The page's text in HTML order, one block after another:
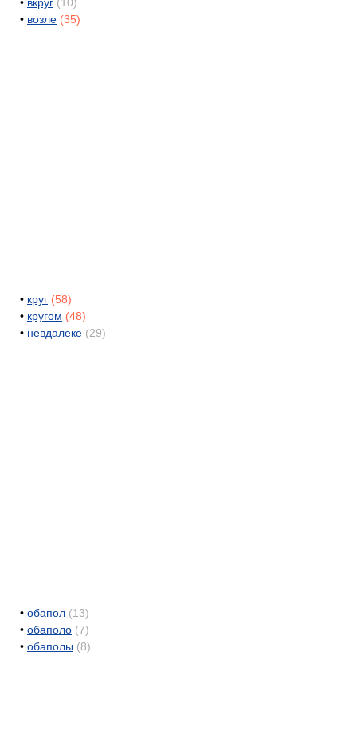
• возле (35)
• круг (58)
• кругом (48)
• невдалеке (29)
• обапол (13)
• обаполо (7)
• обаполы (8)